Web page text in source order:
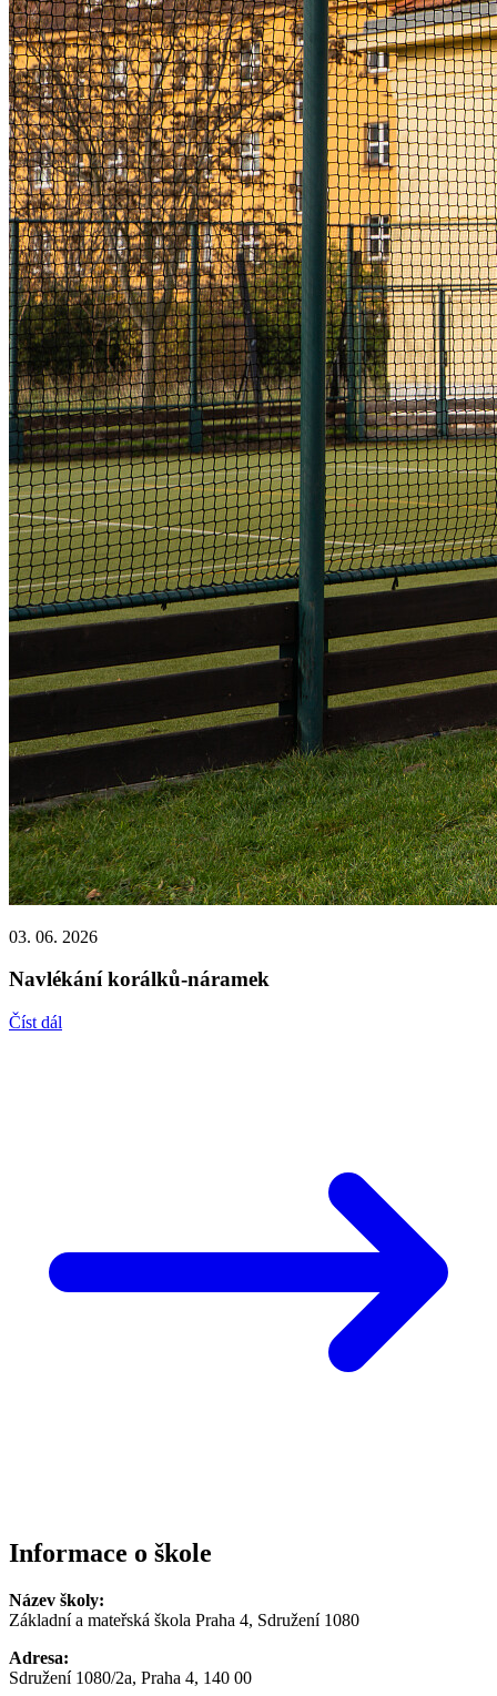
03. 06. 2026
Navlékání korálků-náramek
Číst dál
Informace o škole
Název školy:
Základní a mateřská škola Praha 4, Sdružení 1080
Adresa:
Sdružení 1080/2a, Praha 4, 140 00